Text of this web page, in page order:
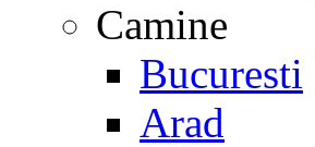
Camine
Bucuresti
Arad